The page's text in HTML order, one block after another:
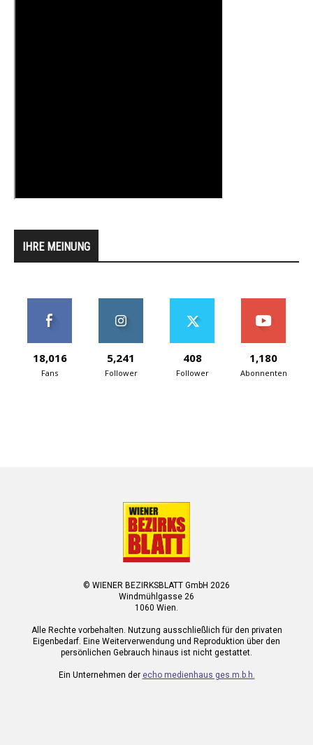
IHRE MEINUNG
18,016
Fans
5,241
Follower
408
Follower
1,180
Abonnenten
© WIENER BEZIRKSBLATT GmbH 2026
Windmühlgasse 26
1060 Wien.
Alle Rechte vorbehalten. Nutzung ausschließlich für den privaten
Eigenbedarf. Eine Weiterverwendung und Reproduktion über den
persönlichen Gebrauch hinaus ist nicht gestattet.
Ein Unternehmen der echo medienhaus ges.m.b.h.